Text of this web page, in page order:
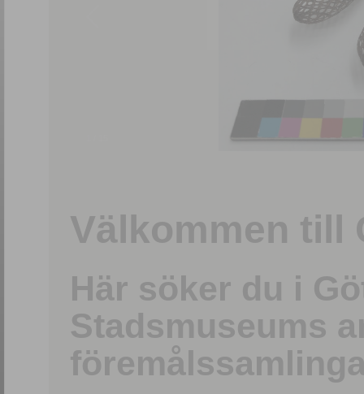
Välkommen till
Här söker du i
Stadsmuseums